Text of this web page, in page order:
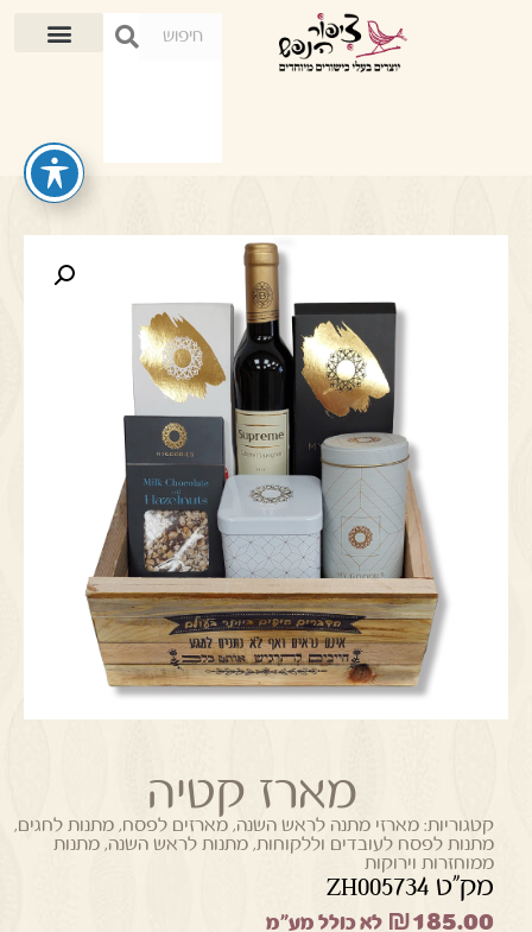
מארז קטיה
קטגוריות: מארזי מתנה לראש השנה,מארזים לפסח,מתנות לחגים,
מתנות לפסח לעובדים וללקוחות,מתנות לראש השנה,מתנות
ממוחזרות וירוקות
מק"ט ZH005734
₪185.00 לא כולל מע"מ